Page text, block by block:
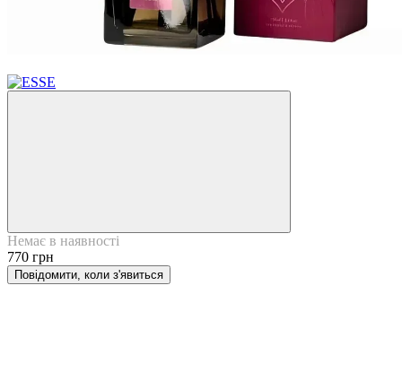
Немає в наявності
770 грн
Повідомити, коли з'явиться